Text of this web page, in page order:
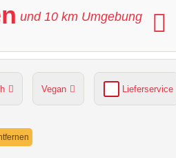
und 10 km Umgebung
Vegan Lieferservice